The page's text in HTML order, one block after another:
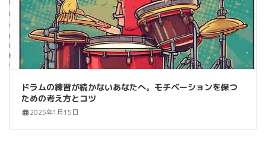
ドラムの練習が続かないあなたへ。モチベーションを保つ
ための考え方とコツ
2025年1月15日